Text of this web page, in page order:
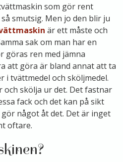
som gör rent
smutsig. Men jo den blir ju
är ett måste och
sak om man har en
göras ren med jämna
att göra är bland annat att ta
i tvättmedel och sköljmedel.
skölja ur det. Det fastnar
fack och det kan på sikt
något åt det. Det är inget
oftare.